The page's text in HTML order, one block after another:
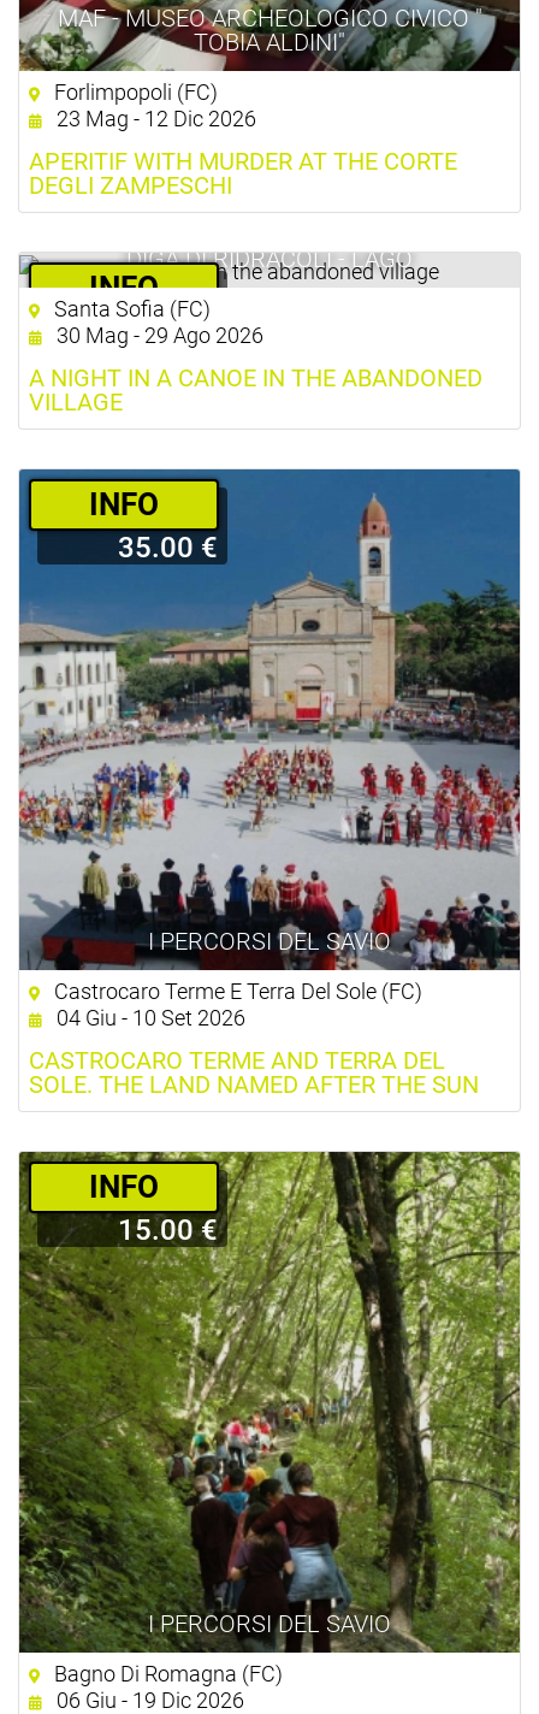
MAF - MUSEO ARCHEOLOGICO CIVICO "
TOBIA ALDINI"
Forlimpopoli (FC)
23 Mag - 12 Dic 2026
APERITIF WITH MURDER AT THE CORTE
DEGLI ZAMPESCHI
DIGA DI RIDRACOLI - LAGO
­INFO
60.00 €
Santa Sofia (FC)
30 Mag - 29 Ago 2026
A NIGHT IN A CANOE IN THE ABANDONED
VILLAGE
I PERCORSI DEL SAVIO
­INFO
35.00 €
Castrocaro Terme E Terra Del Sole (FC)
04 Giu - 10 Set 2026
CASTROCARO TERME AND TERRA DEL
SOLE. THE LAND NAMED AFTER THE SUN
I PERCORSI DEL SAVIO
­INFO
15.00 €
Bagno Di Romagna (FC)
06 Giu - 19 Dic 2026